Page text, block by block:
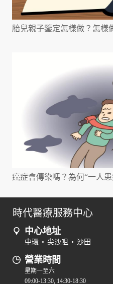
胎兒親子鑒定怎樣做？怎樣
癌症會傳染嗎？為何“一人
時代醫療服務中心
中心地址
中環 • 尖沙咀 • 沙田
營業時間
星期一至六
09:00-13:30, 14:30-18:30